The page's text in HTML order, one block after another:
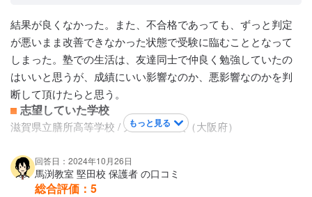
た。 高校受験用の問題で大人でも頭を抱えるレベルのものが
多いです。数学は図形の問題や計算の問題など全て応用で見
た事ないような問題がたくさんありました。
保護者への連絡手段
電話連絡 / 塾専用アプリ
アクセス・周りの環境
駅から近くて通いやすかったです。
結果が良くなかった。また、不合格であっても、ずっと判定
が悪いまま改善できなかった状態で受験に臨むこととなって
しまった。塾での生活は、友達同士で仲良く勉強していたの
はいいと思うが、成績にいい影響なのか、悪影響なのかを判
断して頂けたらと思う。
志望していた学校
滋賀県立膳所高等学校 / 大谷高等学校（大阪府）
もっと見る
回答日：2024年10月26日
馬渕教室 堅田校 保護者 の口コミ
総合評価： 5